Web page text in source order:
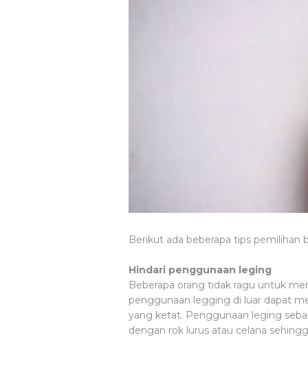
Berikut ada beberapa tips pemilihan
Hindari penggunaan leging
Beberapa orang tidak ragu untuk
penggunaan legging di luar dapat
yang ketat. Penggunaan leging
dengan rok lurus atau celana